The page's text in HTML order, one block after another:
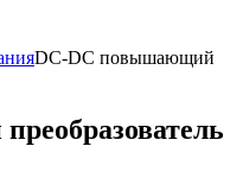
DC-DC повышающий